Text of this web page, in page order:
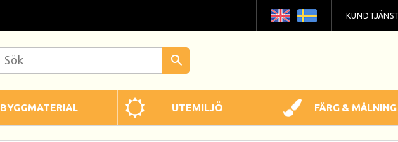
KUNDTJÄNST
BYGGMATERIAL UTEMILJÖ FÄRG & MÅLNING